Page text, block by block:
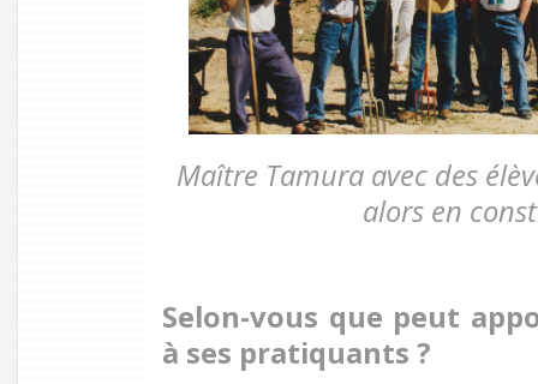
Maître Tamura avec des
alors en
Selon-vous que peut
à ses pratiquants ?